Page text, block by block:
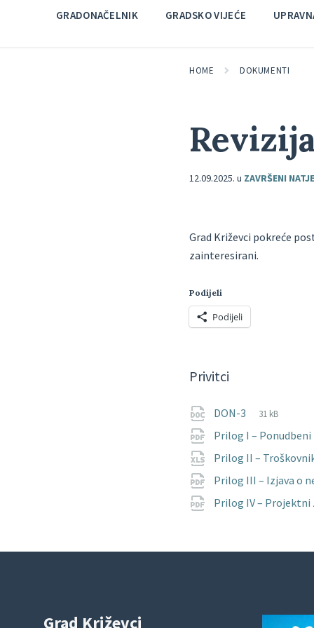
GRADONAČELNIK GRADSKO VIJEĆE
HOME DOKUMENTI
12.09.2025.u ZAVRŠENI
Grad Križevci pokreće
zainteresirani.
Podijeli
Podijeli
Privitci
DON-3
File
docx
File
31 kB
Prilog I –
Prilog II –
Prilog III – Izjava o
Prilog IV – Projektni
Grad Križevci